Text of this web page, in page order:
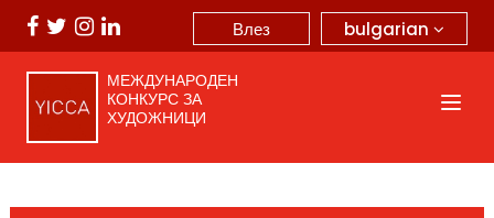
bulgarian
Влез
МЕЖДУНАРОДЕН
КОНКУРС ЗА
ХУДОЖНИЦИ